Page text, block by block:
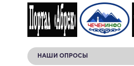
НАШИ ОПРОСЫ